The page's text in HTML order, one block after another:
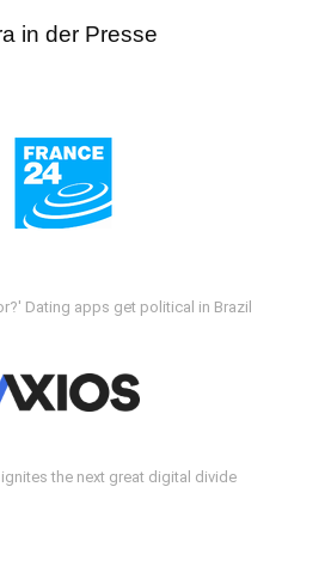
in der Presse
Dating apps get political in Brazil
the next great digital divide